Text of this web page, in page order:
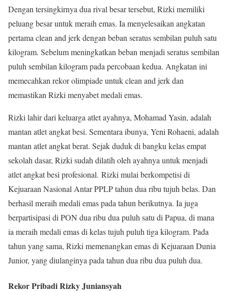
Dengan tersingkirnya dua rival besar tersebut, Rizki memiliki
peluang besar untuk meraih emas. Ia menyelesaikan angkatan
pertama clean and jerk dengan beban seratus sembilan puluh satu
kilogram. Sebelum meningkatkan beban menjadi seratus sembilan
puluh sembilan kilogram pada percobaan kedua. Angkatan ini
memecahkan rekor olimpiade untuk clean and jerk dan
memastikan Rizki menyabet medali emas.
Rizki lahir dari keluarga atlet ayahnya, Mohamad Yasin, adalah
mantan atlet angkat besi. Sementara ibunya, Yeni Rohaeni, adalah
mantan atlet angkat berat. Sejak duduk di bangku kelas empat
sekolah dasar, Rizki sudah dilatih oleh ayahnya untuk menjadi
atlet angkat besi profesional. Rizki mulai berkompetisi di
Kejuaraan Nasional Antar PPLP tahun dua ribu tujuh belas. Dan
berhasil meraih medali emas pada tahun berikutnya. Ia juga
berpartisipasi di PON dua ribu dua puluh satu di Papua, di mana
ia meraih medali emas di kelas tujuh puluh tiga kilogram. Pada
tahun yang sama, Rizki memenangkan emas di Kejuaraan Dunia
Junior, yang diulanginya pada tahun dua ribu dua puluh dua.
Rekor Pribadi Rizky Juniansyah